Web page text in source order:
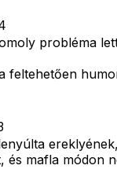
probléma
feltehetően
és mafla módon